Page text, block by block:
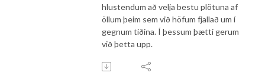
hlustendum að velja bestu plötuna af
öllum þeim sem við höfum fjallað um í
gegnum tíðina. Í þessum þætti gerum
við þetta upp.